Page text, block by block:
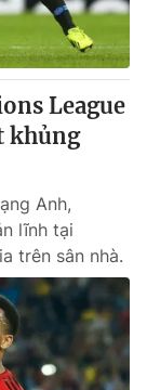
League
khủng
Anh,
lĩnh tại
trên sân nhà.